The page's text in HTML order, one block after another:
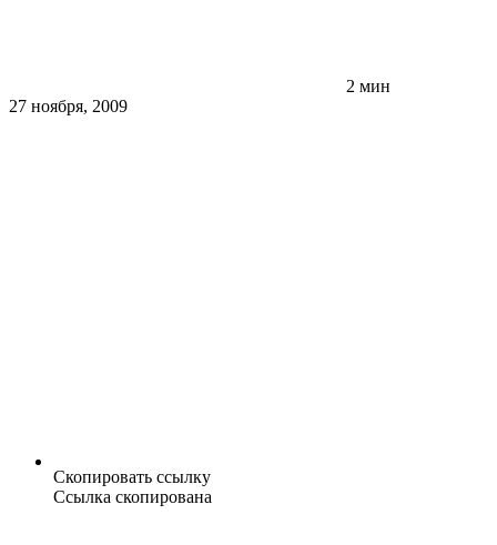
2 мин
27 ноября, 2009
Скопировать ссылку
Ссылка скопирована